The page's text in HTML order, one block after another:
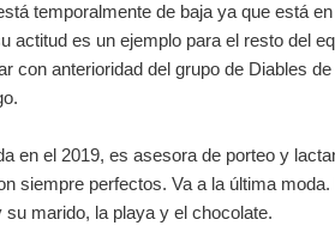
temporalmente de baja ya que está en
actitud es un ejemplo para el resto del
con anterioridad del grupo de Diables de
en el 2019, es asesora de porteo y
siempre perfectos. Va a la última moda.
marido, la playa y el chocolate.